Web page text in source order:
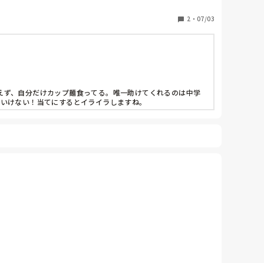
2 ・ 07/03
、自分だけカップ麺食ってる。唯一助けてくれるのは中学
ない！当てにするとイライラしますね。